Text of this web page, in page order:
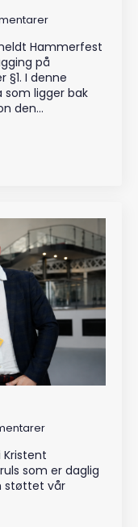
Hammerfest
på
I denne
ligger bak
den…
Kristent
som er daglig
støttet vår